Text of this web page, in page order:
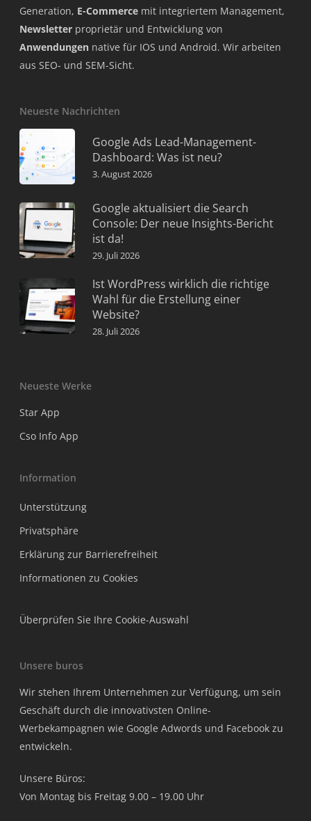
Generation, E-Commerce mit integriertem Management,
Newsletter proprietär und Entwicklung von
Anwendungen native für IOS und Android. Wir arbeiten
aus SEO- und SEM-Sicht.
Neueste Nachrichten
Google Ads Lead-Management-
Dashboard: Was ist neu?
3. August 2026
Google aktualisiert die Search
Console: Der neue Insights-Bericht
ist da!
29. Juli 2026
Ist WordPress wirklich die richtige
Wahl für die Erstellung einer
Website?
28. Juli 2026
Neueste Werke
Star App
Cso Info App
Information
Unterstützung
Privatsphäre
Erklärung zur Barrierefreiheit
Informationen zu Cookies
Überprüfen Sie Ihre Cookie-Auswahl
Unsere buros
Wir stehen Ihrem Unternehmen zur Verfügung, um sein
Geschäft durch die innovativsten Online-
Werbekampagnen wie Google Adwords und Facebook zu
entwickeln.
Unsere Büros:
Von Montag bis Freitag 9.00 – 19.00 Uhr